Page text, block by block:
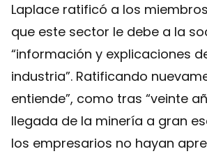
Laplace ratificó a los
que este sector le debe a la
“información y explicaciones
industria”. Ratificando
entiende”, como tras “veinte
llegada de la minería a gran
los empresarios no hayan